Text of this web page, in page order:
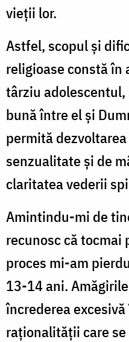
vieții lor.
Astfel, scopul și
religioase constă în
târziu
bună între el și
permită
senzualitate și de
claritatea vederii
Amintindu-mi de
recunosc că
proces mi-am
13-14 ani.
încrederea
raționalității care